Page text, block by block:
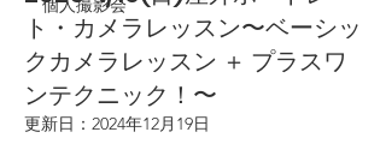
個人撮影会
ト・カメラレッスン〜ベーシッ
クカメラレッスン ＋ プラスワ
ンテクニック！〜
更新日： 2024年12月19日